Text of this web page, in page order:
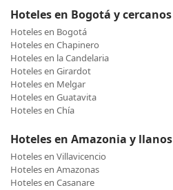
Hoteles en Bogotá y cercanos
Hoteles en Bogotá
Hoteles en Chapinero
Hoteles en la Candelaria
Hoteles en Girardot
Hoteles en Melgar
Hoteles en Guatavita
Hoteles en Chía
Hoteles en Amazonia y llanos
Hoteles en Villavicencio
Hoteles en Amazonas
Hoteles en Casanare